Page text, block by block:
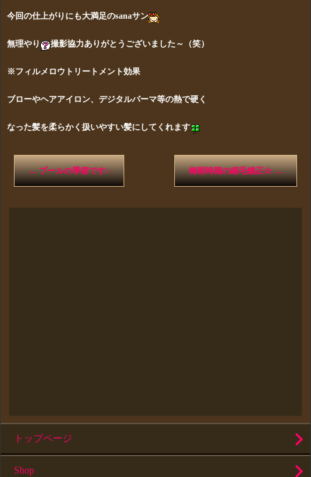
今回の仕上がりにも大満足のsanaサン
無理やり 撮影協力ありがとうございました～（笑）
※フィルメロウトリートメント効果
ブローやヘアアイロン、デジタルパーマ等の熱で硬く
なった髪を柔らかく扱いやすい髪にしてくれます
←プールの季節です♪ 梅雨時期の縮毛矯正☆→
トップページ
Shop